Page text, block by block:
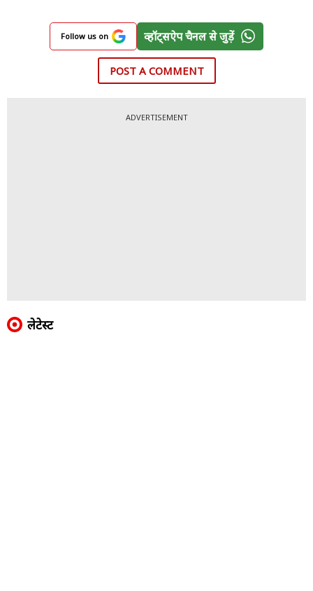
Follow us on व्हॉट्सऐप चैनल से जुड़ें
POST A COMMENT
ADVERTISEMENT
लेटेस्ट